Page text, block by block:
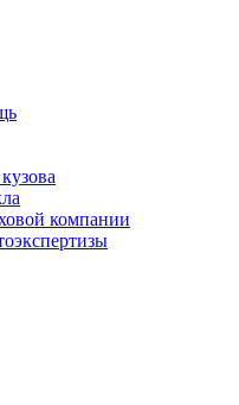
компании